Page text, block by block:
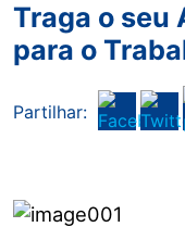
Traga o seu
para o
Partilhar: